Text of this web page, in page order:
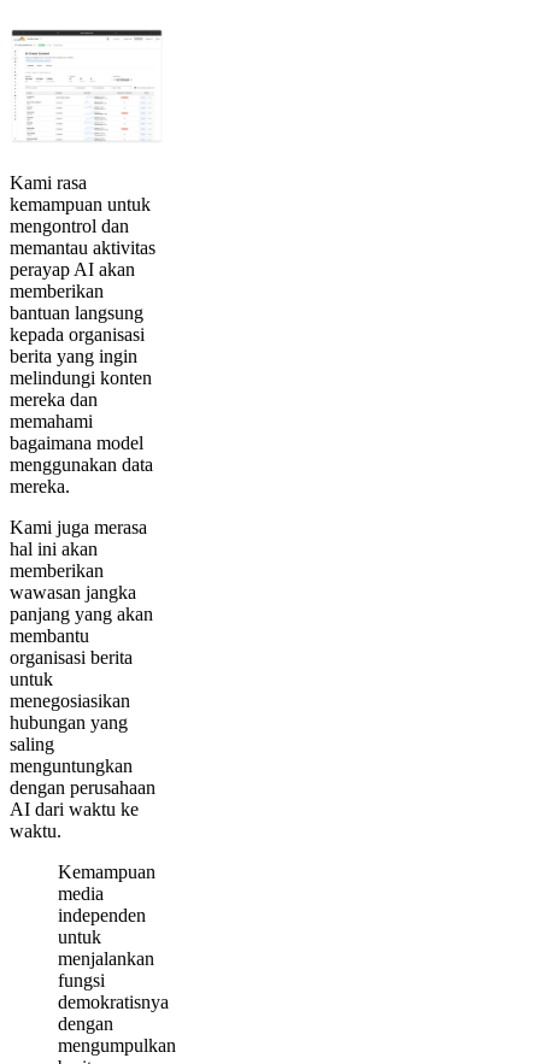
Kami rasa
kemampuan untuk
mengontrol dan
memantau aktivitas
perayap AI akan
memberikan
bantuan langsung
kepada organisasi
berita yang ingin
melindungi konten
mereka dan
memahami
bagaimana model
menggunakan data
mereka.
Kami juga merasa
hal ini akan
memberikan
wawasan jangka
panjang yang akan
membantu
organisasi berita
untuk
menegosiasikan
hubungan yang
saling
menguntungkan
dengan perusahaan
AI dari waktu ke
waktu.
Kemampuan
media
independen
untuk
menjalankan
fungsi
demokratisnya
dengan
mengumpulkan